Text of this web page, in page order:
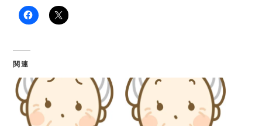
関連